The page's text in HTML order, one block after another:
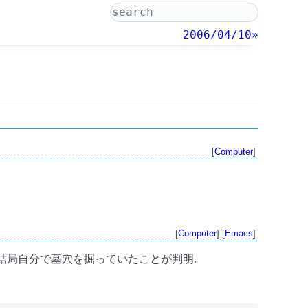
2006/04/10»
[Computer]
[Computer] [Emacs]
局自分で墓穴を掘っていたことが判明.